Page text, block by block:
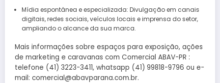
Mídia espontânea e especializada: Divulgação em canais
digitais, redes sociais, veículos locais e imprensa do setor,
ampliando o alcance da sua marca.
Mais informações sobre espaços para exposição, ações
de marketing e caravanas com Comercial ABAV-PR :
telefone (41) 3223-3411, whatsapp (41) 99818-9796 ou e-
mail: comercial@abavparana.com.br.